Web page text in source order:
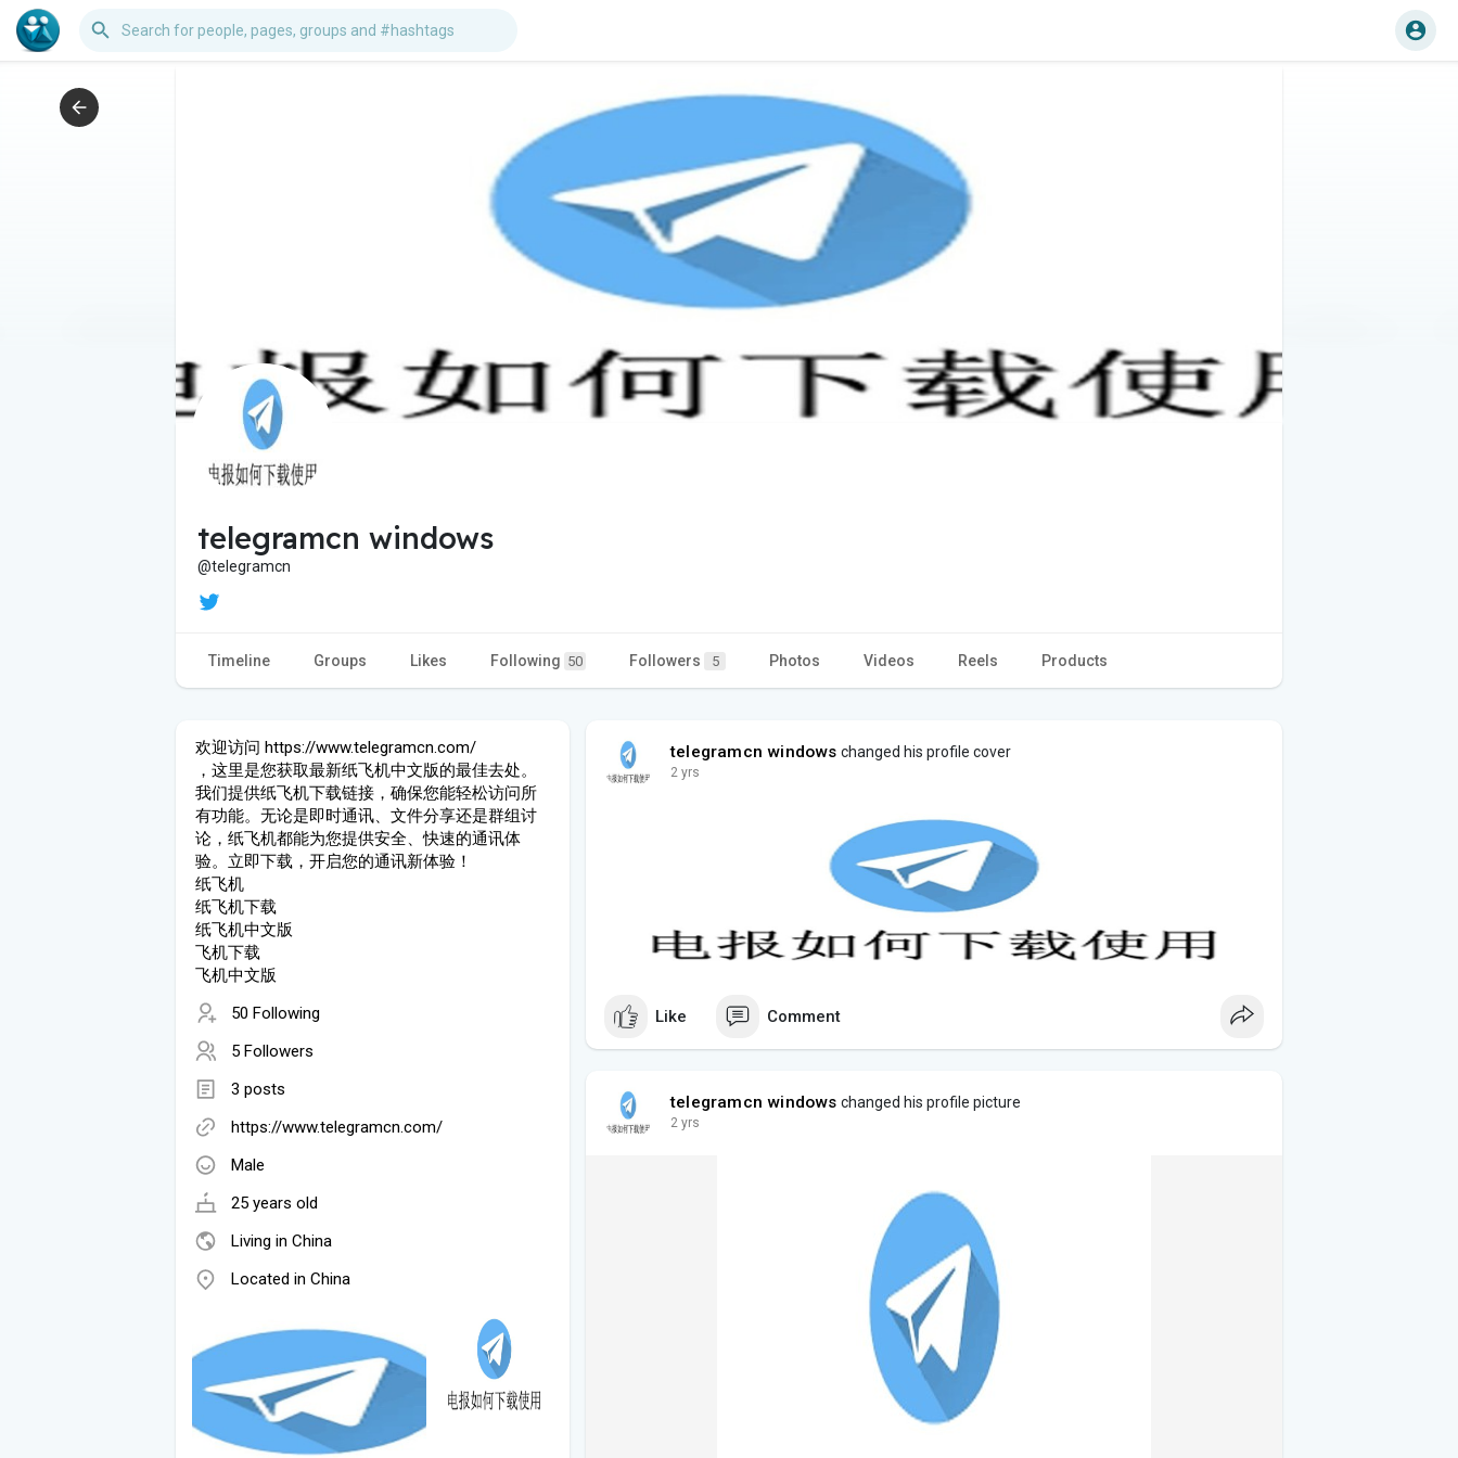
telegramcn windows
@telegramcn
Timeline Groups Likes Following 50 Followers 5 Photos Videos Reels Products
欢迎访问 https://www.telegramcn.com/
，这里是您获取最新纸飞机中文版的最佳去处。
我们提供纸飞机下载链接，确保您能轻松访问所
有功能。无论是即时通讯、文件分享还是群组讨
论，纸飞机都能为您提供安全、快速的通讯体
验。立即下载，开启您的通讯新体验！
纸飞机
纸飞机下载
纸飞机中文版
飞机下载
飞机中文版
50 Following
5 Followers
3 posts
https://www.telegramcn.com/
Male
25 years old
Living in China
Located in China
telegramcn windows changed his profile cover
2 yrs
Like Comment
telegramcn windows changed his profile picture
2 yrs